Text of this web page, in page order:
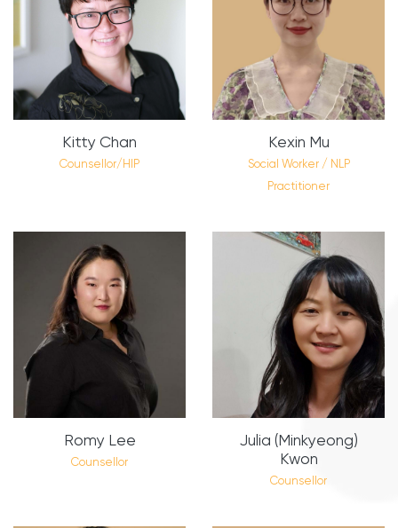
Kitty Chan
Counsellor/HIP
Kexin Mu
Social Worker / NLP
Practitioner
Romy Lee
Counsellor
Julia (Minkyeong)
Kwon
Counsellor